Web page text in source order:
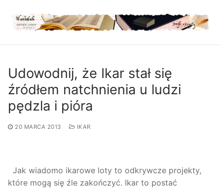
treści
Udowodnij, że Ikar stał się
źródłem natchnienia u ludzi
pędzla i pióra
20 MARCA 2013 IKAR
Jak wiadomo ikarowe loty to odkrywcze projekty,
które mogą się źle zakończyć. Ikar to postać